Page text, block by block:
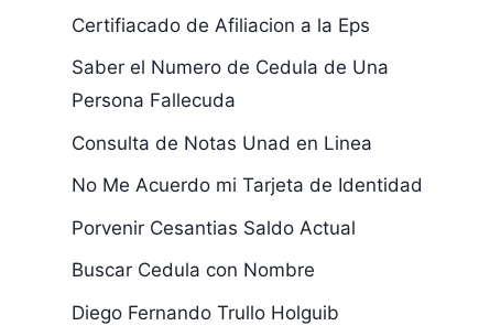
Certifiacado de Afiliacion a la Eps
Saber el Numero de Cedula de Una
Persona Fallecuda
Consulta de Notas Unad en Linea
No Me Acuerdo mi Tarjeta de Identidad
Porvenir Cesantias Saldo Actual
Buscar Cedula con Nombre
Diego Fernando Trullo Holguib